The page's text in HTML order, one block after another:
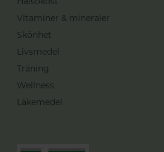
Vitaminer & mineraler
Skönhet
Livsmedel
Träning
Wellness
Läkemedel